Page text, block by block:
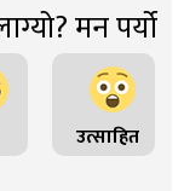
मन पर्यो
उत्साहित